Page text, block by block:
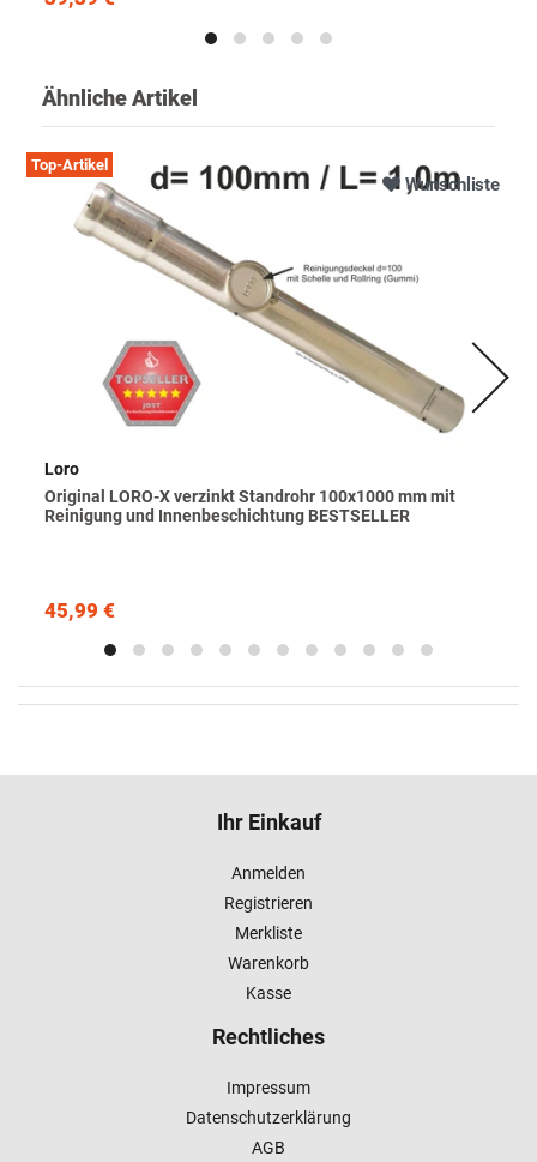
Ähnliche Artikel
Wunschliste
Top-Artikel
Loro
Original LORO-X verzinkt Standrohr 100x1000 mm mit
Reinigung und Innenbeschichtung BESTSELLER
45,99 €
Ihr Einkauf
Anmelden
Registrieren
Merkliste
Warenkorb
Kasse
Rechtliches
Impressum
Datenschutzerklärung
AGB